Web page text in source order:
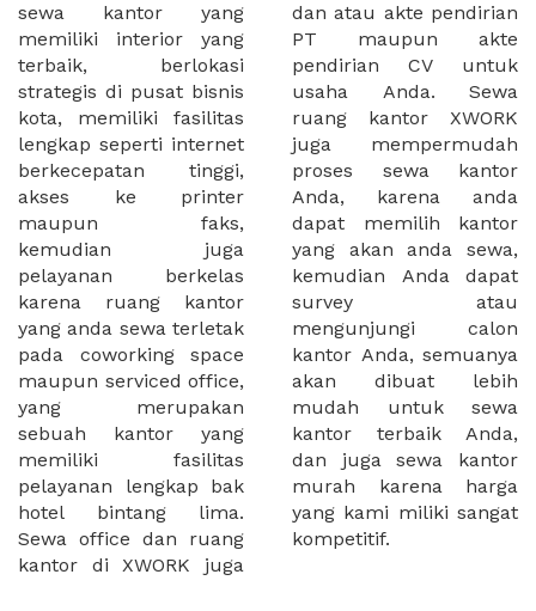
sewa kantor yang
memiliki interior yang
terbaik, berlokasi
strategis di pusat bisnis
kota, memiliki fasilitas
lengkap seperti internet
berkecepatan tinggi,
akses ke printer
maupun faks,
kemudian juga
pelayanan berkelas
karena ruang kantor
yang anda sewa terletak
pada coworking space
maupun serviced office,
yang merupakan
sebuah kantor yang
memiliki fasilitas
pelayanan lengkap bak
hotel bintang lima.
Sewa office dan ruang
kantor di XWORK juga
dan atau akte pendirian
PT maupun akte
pendirian CV untuk
usaha Anda. Sewa
ruang kantor XWORK
juga mempermudah
proses sewa kantor
Anda, karena anda
dapat memilih kantor
yang akan anda sewa,
kemudian Anda dapat
survey atau
mengunjungi calon
kantor Anda, semuanya
akan dibuat lebih
mudah untuk sewa
kantor terbaik Anda,
dan juga sewa kantor
murah karena harga
yang kami miliki sangat
kompetitif.